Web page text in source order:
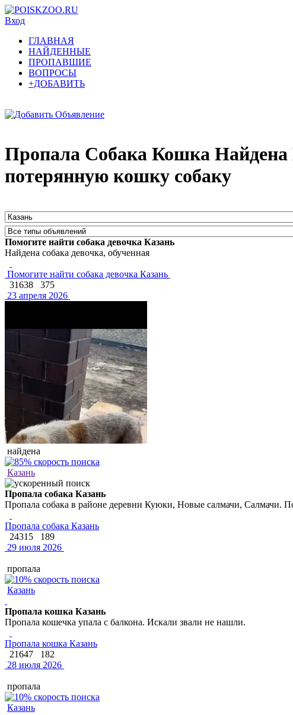
Вход
ГЛАВНАЯ
НАЙДЕННЫЕ
ПРОПАВШИЕ
ВОПРОСЫ
+ДОБАВИТЬ
Пропала Собака Кошка
потерянную кошку собаку
Помогите найти собака девочка Казань
Найдена собака девочка, обученная
Помогите найти собака девочка Казань
31638
375
23 апреля 2026
найдена
Казань
Пропала собака Казань
Пропала собака в районе деревни Куюки, Новые салмачи, Салмачи.
Пропала собака Казань
24315
189
29 июля 2026
пропала
Казань
Пропала кошка Казань
Пропала кошечка упала с балкона. Искали звали не нашли.
Пропала кошка Казань
21647
182
28 июля 2026
пропала
Казань